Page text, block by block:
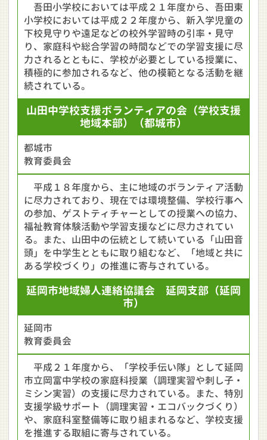
吾田小学校においては平成２１年度から、吾田東
小学校においては平成２２年度から、新入学児童の
下校見守りや遠足などの校外学習時の引率・見守
り、家庭科や総合学習の時間などでの学習支援に尽
力されるとともに、学校が必要としている授業に、
積極的に参加されるなど、他の模範となる活動を継
続されている。
山田中学校支援ボランティアの会（学校支援
地域本部）
（都城市）
都城市
教育委員会
平成１８年度から、主に地域のボランティア活動
に尽力されており、現在では環境整備、学校行事へ
の参加、ゲストティチャーとしての授業への協力、
福祉教育体験活動や学習支援などに尽力されてい
る。また、山田中の伝統として続いている「山田音
頭」を中学生とともに取り組むなど、「地域と共に
ある学校づくり」の推進に寄与されている。
延岡市地域婦人連絡協議会 延岡支部 （延岡
市）
延岡市
教育委員会
平成２１年度から、「学校手伝い隊」として延岡
市立岡富中学校の家庭科授業（調理実習や刺し子・
ミシン実習）の支援に尽力されている。また、特別
支援学級サポート（調理実習・エコバックづくり）
や、家庭科室整備等に取り組まれるなど、学校支援
を推進する取組に寄与されている。